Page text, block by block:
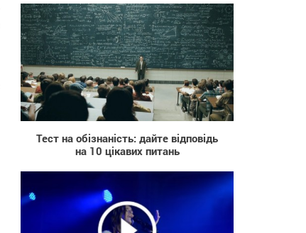
16 912
Тест на обізнаність: дайте відповідь
на 10 цікавих питань